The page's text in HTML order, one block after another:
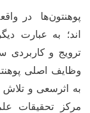
پوهنتونها در واقع
اند؛ به عبارت
ترویج و کاربردی
وظایف اصلی
به اثرسعی و تلاش
مرکز تحقیقات